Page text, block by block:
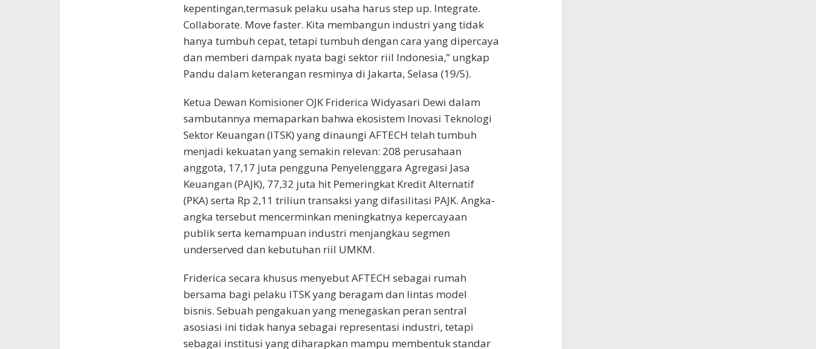
kepentingan,termasuk pelaku usaha harus step up. Integrate.
Collaborate. Move faster. Kita membangun industri yang tidak
hanya tumbuh cepat, tetapi tumbuh dengan cara yang dipercaya
dan memberi dampak nyata bagi sektor riil Indonesia,” ungkap
Pandu dalam keterangan resminya di Jakarta, Selasa (19/5).
Ketua Dewan Komisioner OJK Friderica Widyasari Dewi dalam
sambutannya memaparkan bahwa ekosistem Inovasi Teknologi
Sektor Keuangan (ITSK) yang dinaungi AFTECH telah tumbuh
menjadi kekuatan yang semakin relevan: 208 perusahaan
anggota, 17,17 juta pengguna Penyelenggara Agregasi Jasa
Keuangan (PAJK), 77,32 juta hit Pemeringkat Kredit Alternatif
(PKA) serta Rp 2,11 triliun transaksi yang difasilitasi PAJK. Angka-
angka tersebut mencerminkan meningkatnya kepercayaan
publik serta kemampuan industri menjangkau segmen
underserved dan kebutuhan riil UMKM.
Friderica secara khusus menyebut AFTECH sebagai rumah
bersama bagi pelaku ITSK yang beragam dan lintas model
bisnis. Sebuah pengakuan yang menegaskan peran sentral
asosiasi ini tidak hanya sebagai representasi industri, tetapi
sebagai institusi yang diharapkan mampu membentuk standar